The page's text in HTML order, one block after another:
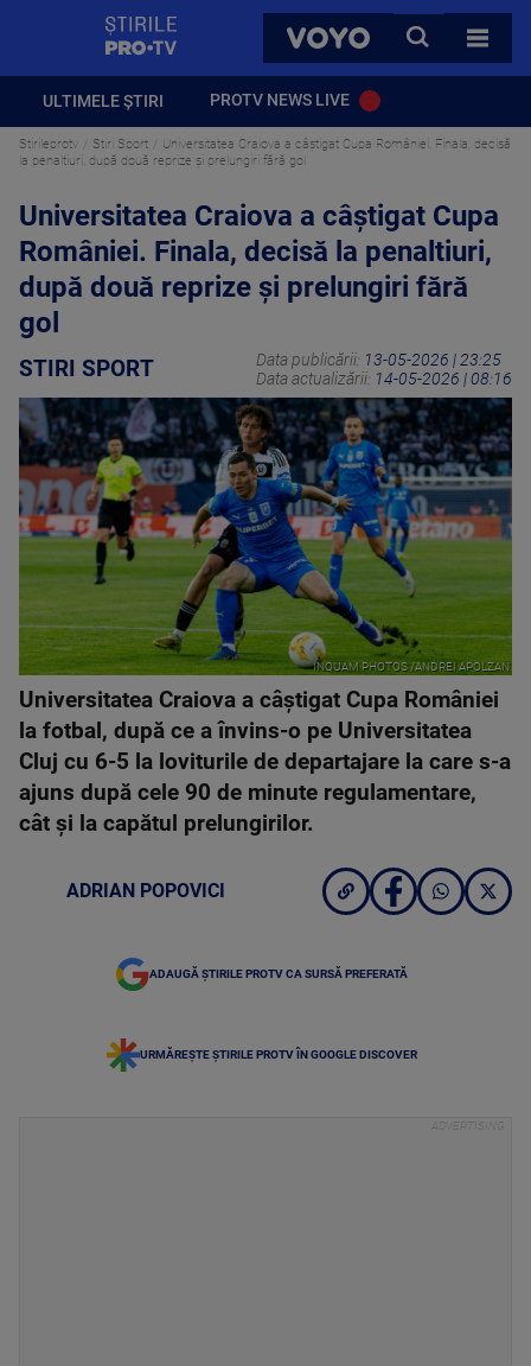
VOYO
CAUTA
TOATE
ULTIMELE ȘTIRI PROTV NEWS LIVE
Stirileprotv Stiri Sport
Universitatea Craiova a câștigat Cupa României. Finala, decisă
la penaltiuri, după două reprize și prelungiri fără gol
Universitatea Craiova a câștigat Cupa
României. Finala, decisă la penaltiuri,
după două reprize și prelungiri fără
gol
STIRI SPORT Data publicării: 13-05-2026 | 23:25
Data actualizării: 14-05-2026 | 08:16
INQUAM PHOTOS /ANDREI APOLZAN
Universitatea Craiova a câştigat Cupa României
la fotbal, după ce a învins-o pe Universitatea
Cluj cu 6-5 la loviturile de departajare la care s-a
ajuns după cele 90 de minute regulamentare,
cât şi la capătul prelungirilor.
ADRIAN POPOVICI
ADAUGĂ ȘTIRILE PROTV CA SURSĂ PREFERATĂ
URMĂREȘTE ȘTIRILE PROTV ÎN GOOGLE DISCOVER